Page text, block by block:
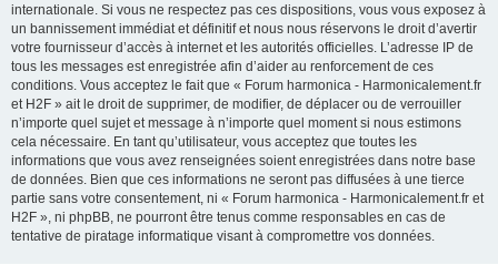
internationale. Si vous ne respectez pas ces dispositions, vous vous exposez à
un bannissement immédiat et définitif et nous nous réservons le droit d’avertir
votre fournisseur d’accès à internet et les autorités officielles. L’adresse IP de
tous les messages est enregistrée afin d’aider au renforcement de ces
conditions. Vous acceptez le fait que « Forum harmonica - Harmonicalement.fr
et H2F » ait le droit de supprimer, de modifier, de déplacer ou de verrouiller
n’importe quel sujet et message à n’importe quel moment si nous estimons
cela nécessaire. En tant qu’utilisateur, vous acceptez que toutes les
informations que vous avez renseignées soient enregistrées dans notre base
de données. Bien que ces informations ne seront pas diffusées à une tierce
partie sans votre consentement, ni « Forum harmonica - Harmonicalement.fr et
H2F », ni phpBB, ne pourront être tenus comme responsables en cas de
tentative de piratage informatique visant à compromettre vos données.